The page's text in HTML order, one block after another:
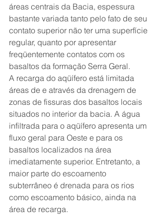
áreas centrais da Bacia, espessura
bastante variada tanto pelo fato de seu
contato superior não ter uma superfície
regular, quanto por apresentar
freqüentemente contatos com os
basaltos da formação Serra Geral.
A recarga do aqüífero está limitada
áreas de e através da drenagem de
zonas de fissuras dos basaltos locais
situados no interior da bacia. A água
infiltrada para o aqüífero apresenta um
fluxo geral para Oeste e para os
basaltos localizados na área
imediatamente superior. Entretanto, a
maior parte do escoamento
subterrâneo é drenada para os rios
como escoamento básico, ainda na
área de recarga.